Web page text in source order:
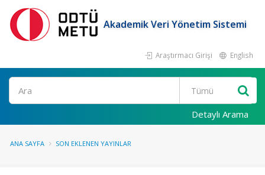
Akademik Veri Yönetim Sistemi
Araştırmacı Girişi English
Ara
Detaylı Arama
ANA SAYFA SON EKLENEN YAYINLAR